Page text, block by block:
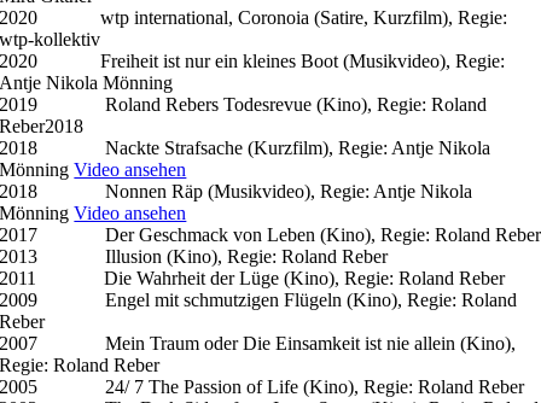
2020 wtp international, Coronoia (Satire, Kurzfilm), Regie:
wtp-kollektiv
2020 Freiheit ist nur ein kleines Boot (Musikvideo), Regie:
Antje Nikola Mönning
2019 Roland Rebers Todesrevue (Kino), Regie: Roland
Reber2018
2018 Nackte Strafsache (Kurzfilm), Regie: Antje Nikola
MönningVideo ansehen
2018 Nonnen Räp (Musikvideo), Regie: Antje Nikola
MönningVideo ansehen
2017 Der Geschmack von Leben (Kino), Regie: Roland Reber
2013 Illusion (Kino), Regie: Roland Reber
2011 Die Wahrheit der Lüge (Kino), Regie: Roland Reber
2009 Engel mit schmutzigen Flügeln (Kino), Regie: Roland
Reber
2007 Mein Traum oder Die Einsamkeit ist nie allein (Kino),
Regie: Roland Reber
2005 24/ 7 The Passion of Life (Kino), Regie: Roland Reber